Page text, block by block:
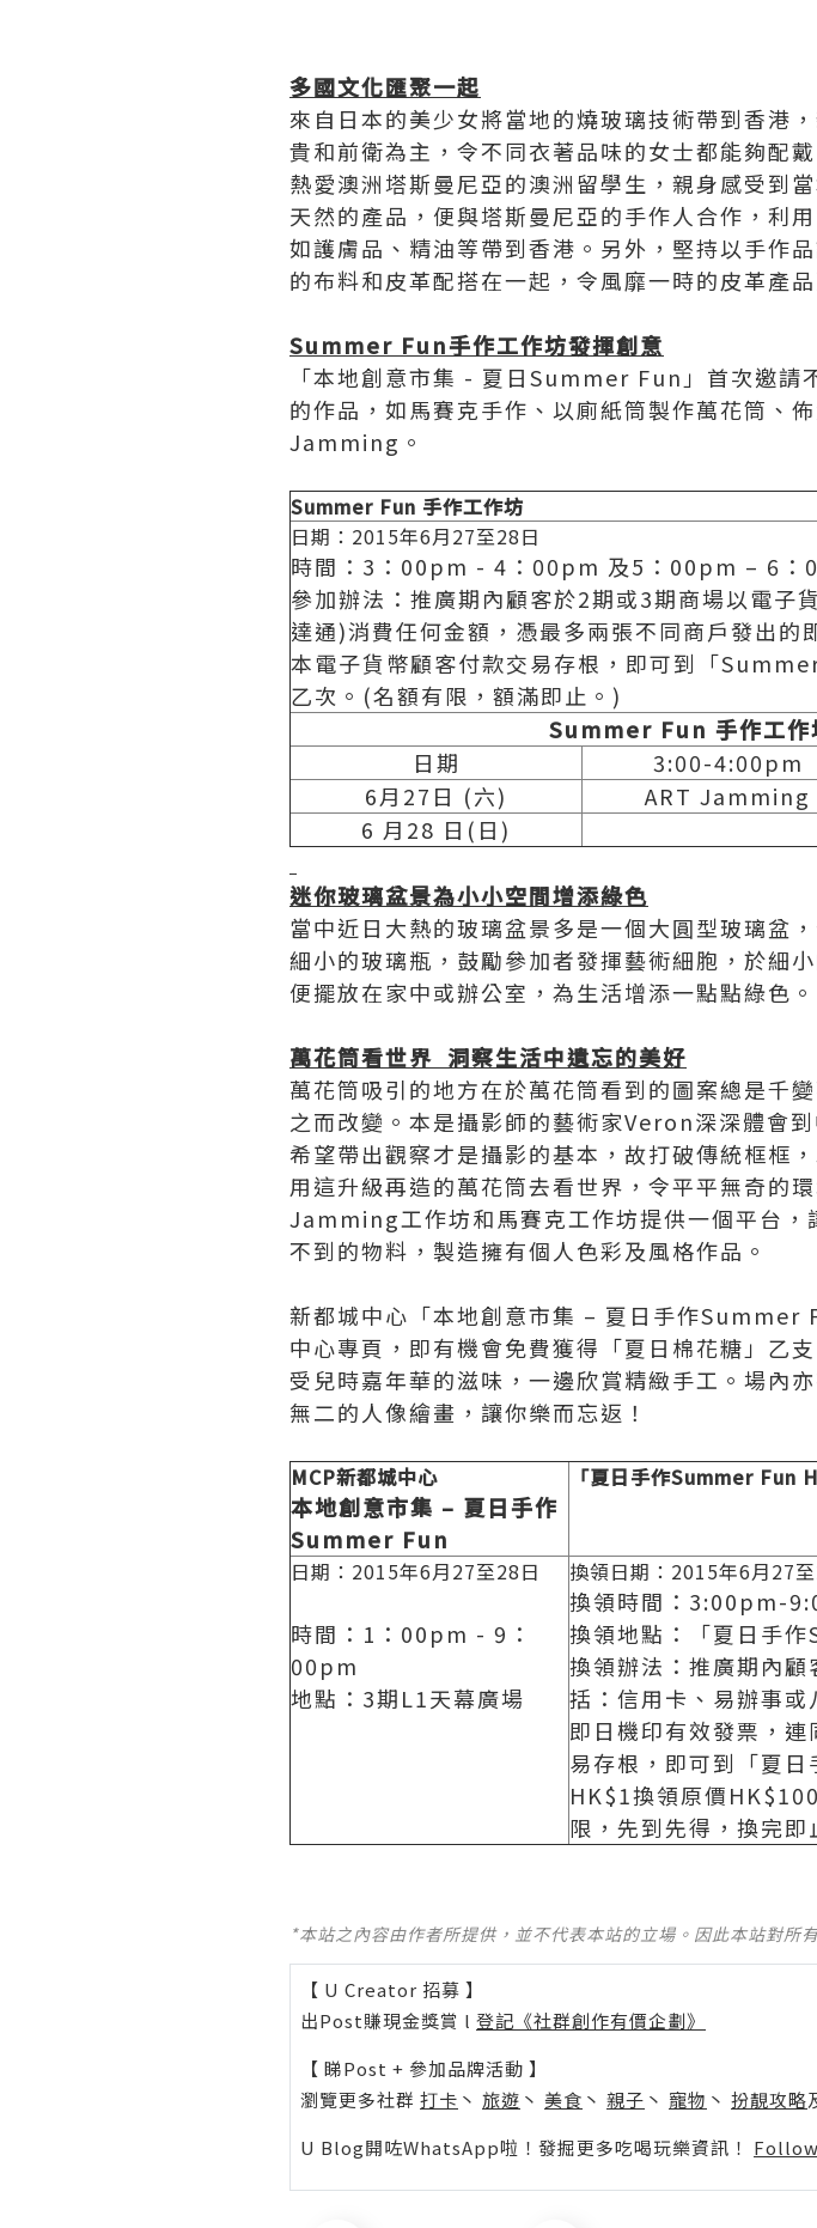
多國文化匯聚一起
來自日本的美少女將當地的燒玻璃技術帶到香港
貴和前衛為主，令不同衣著品味的女士都能夠配
熱愛澳洲塔斯曼尼亞的澳洲留學生，親身感受到
天然的產品，便與塔斯曼尼亞的手作人合作，利
如護膚品、精油等帶到香港。另外，堅持以手作
的布料和皮革配搭在一起，令風靡一時的皮革產
Summer Fun手作工作坊發揮創意
「本地創意市集 - 夏日Summer Fun」首次邀請
的作品，如馬賽克手作、以廁紙筒製作萬花筒、
Jamming。
Summer Fun 手作工作坊
日期：2015年6月27至28日
時間：3：00pm - 4：00pm 及5：00pm – 6：
參加辦法：推廣期內顧客於2期或3期商場以電子
達通)消費任何金額，憑最多兩張不同商戶發出的
本電子貨幣顧客付款交易存根，即可到「
乙次。(名額有限，額滿即止。)
Summer Fun 手作工
日期
3:00-4:00pm
6月27日 (六)
ART Jamming
6 月28 日(日)
迷你玻璃盆景為小小空間增添綠色
當中近日大熱的玻璃盆景多是一個大圓型玻璃盆
細小的玻璃瓶，鼓勵參加者發揮藝術細胞，於細
便擺放在家中或辦公室，為生活增添一點點綠色。
萬花筒看世界 洞察生活中遺忘的美好
萬花筒吸引的地方在於萬花筒看到的圖案總是千
之而改變。本是攝影師的藝術家Veron深深體會
希望帶出觀察才是攝影的基本，故打破傳統框框
用這升級再造的萬花筒去看世界，令平平無奇的
Jamming工作坊和馬賽克工作坊提供一個平台，
不到的物料，製造擁有個人色彩及風格作品。
新都城中心「本地創意市集 – 夏日手作
中心專頁，即有機會免費獲得「夏日棉花糖」乙
受兒時嘉年華的滋味，一邊欣賞精緻手工。場內
無二的人像繪畫，讓你樂而忘返！
MCP新都城中心
本地創意市集 – 夏日手作
Summer Fun
「夏日手作Summer Fun
日期：2015年6月27至28日
時間：1：00pm - 9：
00pm
地點：3期L1天幕廣場
換領日期：2015年6月27
換領時間：3:00pm-
換領地點：「夏日手
換領辦法：推廣期內
括：信用卡、易辦事
即日機印有效發票，
易存根，即可到「夏
HK$1換領原價
限，先到先得，換完即
*本站之內容由作者所提供，並不代表本站的立場。因此本站對所
【 U Creator 招募 】
出Post賺現金獎賞 l 登記《社群創作有價企劃》
【 睇Post + 參加品牌活動 】
瀏覽更多社群 打卡 丶 旅遊 丶 美食 丶 親子 丶 寵物 丶 扮靚攻略
U Blog開咗WhatsApp啦！發掘更多吃喝玩樂資訊！